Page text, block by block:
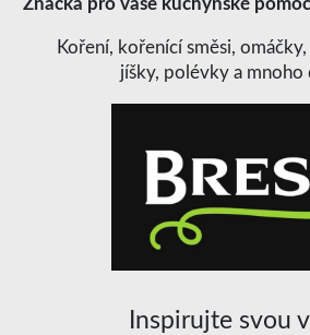
Značka pro vaše kuchyňské
Koření, kořenící směsi,
jíšky, polévky a mnoho
Inspirujte svou